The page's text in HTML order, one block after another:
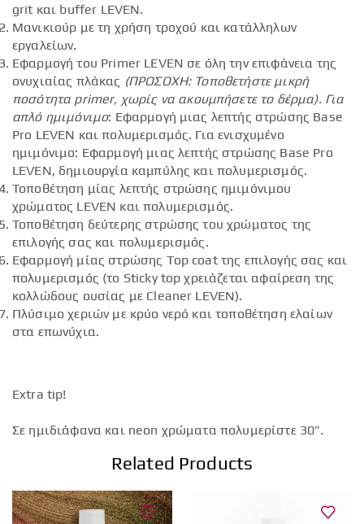
grit και buffer LEVEN.
Μανικιούρ με τη χρήση τροχού και κατάλληλων
εργαλείων.
Εφαρμογή του Primer LEVEN σε όλη την επιφάνεια της
ονυχιαίας πλάκας (ΠΡΟΣΟΧΗ: Τοποθετήστε μικρή
ποσότητα primer, χωρίς να ακουμπήσετε το δέρμα).Για
απλό ημιμόνιμο: Εφαρμογή μιας λεπτής στρώσης Base
Pro LEVEN και πολυμερισμός. Για ενισχυμένο
ημιμόνιμο: Εφαρμογή μιας λεπτής στρώσης Base Pro
LEVEN, δημιουργία καμπύλης και πολυμερισμός.
Τοποθέτηση μίας λεπτής στρώσης ημιμόνιμου
χρώματος LEVEN και πολυμερισμός.
Τοποθέτηση δεύτερης στρώσης του χρώματος της
επιλογής σας και πολυμερισμός.
Εφαρμογή μίας στρώσης Top coat της επιλογής σας και
πολυμερισμός (το Sticky top χρειάζεται αφαίρεση της
κολλώδους ουσίας με Cleaner LEVEN).
Πλύσιμο χεριών με κρύο νερό και τοποθέτηση ελαίων
στα επωνύχια.
Extra tip!
Σε ημιδιάφανα και neon χρώματα πολυμερίστε 30”.
Related Products